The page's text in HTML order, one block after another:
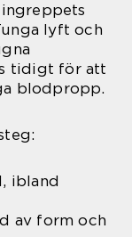
lyft och
tidigt för att
blodpropp.
ibland
av form och